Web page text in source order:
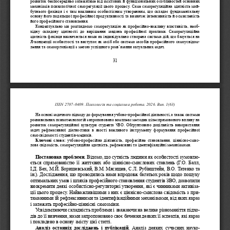
31
механізмів психологічної саморегуляції цього процесу. Саме саморегуляційна здатність май-
бутнього фахівця і є тим важливим особистісним утворенням, що складає фундаментальну
основу його подальшої професійної продуктивності та визначає інтенсивність й осмисленість
його професійного становлення.
Концептуально ми розглядаємо саморегуляцію як професійно-важливу властивість, необ-
хідну  складову  здатності  до  вирішення  завдань  професійної  практики.  Саморегуляційна
здатність фахівця визначається нами як індивідуально створена система дій, що базується на
Я-концепції особистості та виступає як засіб або система засобів професійного самоусвідом-
лення та самоорганізації з метою успішного розв’язання актуальних задач.
ISSN 2707–0409. Психологія та соціальна робота. 2026. Вип. 1(63)
На основі задачного підходу до формування учбово-професійної діяльності, а також системи
розвивальних психотехнологій запропоновано комплекс методик цілеспрямованого впливу на
розвиток саморегуляційної культури студента ЗВО. Обґрунтовано доцільність використання
задач  рефлексивної  діагностики  в  якості  важливого  інструменту  формування  професійної
самосвідомості студентів-медиків.
Ключові  слова: учбово-професійна  діяльність, професійне  становлення ціннісно-смис-
лова свідомість, саморегуляційна здатність, рефлексивні та ідентифікаційні механізмами.
Постановка проблеми. Відомо, що сутність людини як особистості зумовлю-
ється спрямованістю її життєвих або цiннiсно-смислових ставлень (Г.О. Балл,
І.Д. Бех, М.Й. Боришевський, В.М. Мясищев, С.Л. Рубiнштейн, В.О. Татенко та
iн.). Дослідження, що проводились нами впродовж багатьох років щодо пошуку
оптимальних умов і шляхів професійного становлення студентів ЗВО, дозволили
виокремити деякі особистісно-регуляторні утворення, які є чинниками активіза-
ції цього процесу. Найважливішими з них є ціннісно-смислова свідомість з при-
таманними їй рефлексивними та ідентифікаційними механізмами, від яких якраз
і залежать професійно-ціннісні самозміни.
Усвідомлюючи складність проблеми і зважаючи на велике різноманіття підхо-
дів до її вивчення, нами запропоновано своє бачення деяких її аспектів, які якраз
і покладено в основу змісту цієї статті.
Аналіз  останніх  досліджень  і  публікацій.
  Аналіз  деяких  сучасних  науко
-